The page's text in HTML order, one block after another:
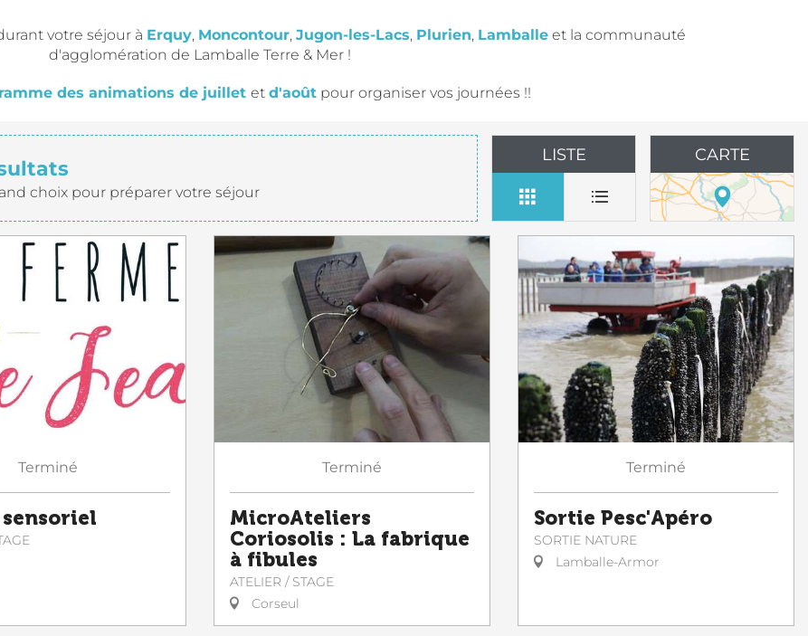
votre séjour à Erquy, Moncontour, Jugon-les-Lacs, Plurien, Lamballe et la communauté
d'agglomération de Lamballe Terre & Mer !
des animations de juillet et d'aoûtpour organiser vos journées !!
choix pour préparer votre séjour
LISTE CARTE
Terminé Terminé
MicroAteliers
Coriosolis : La fabrique
à fibules
ATELIER / STAGE
Corseul
Terminé
Sortie Pesc'Apéro
SORTIE NATURE
Lamballe-Armor